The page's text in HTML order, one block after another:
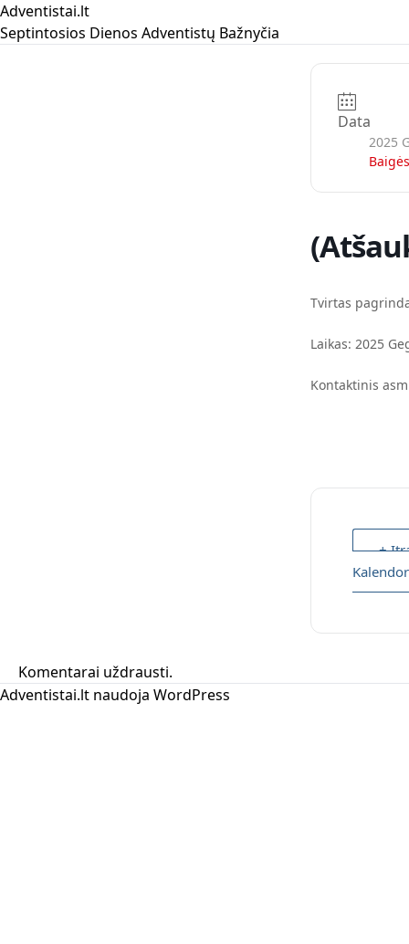
Adventistai.lt
Septintosios Dienos Adventistų Bažnyčia
Data
2025
Tvirtas
Laikas: 2025
Kontaktinis
+
Komentarai uždrausti.
Adventistai.lt naudoja WordPress